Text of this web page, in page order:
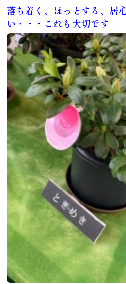
落ち着く、ほっとする、居
い・・・これも大切です